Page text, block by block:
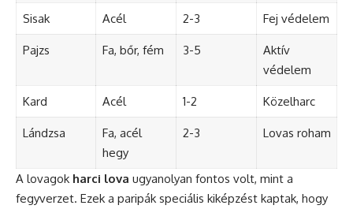
Sisak Acél 2-3 Fej védelem
Pajzs Fa, bőr, fém 3-5
Aktív
védelem
Kard Acél 1-2 Közelharc
Lándzsa
Fa, acél
hegy
2-3 Lovas roham
A lovagok harci lova ugyanolyan fontos volt, mint a
fegyverzet. Ezek a paripák speciális kiképzést kaptak, hogy